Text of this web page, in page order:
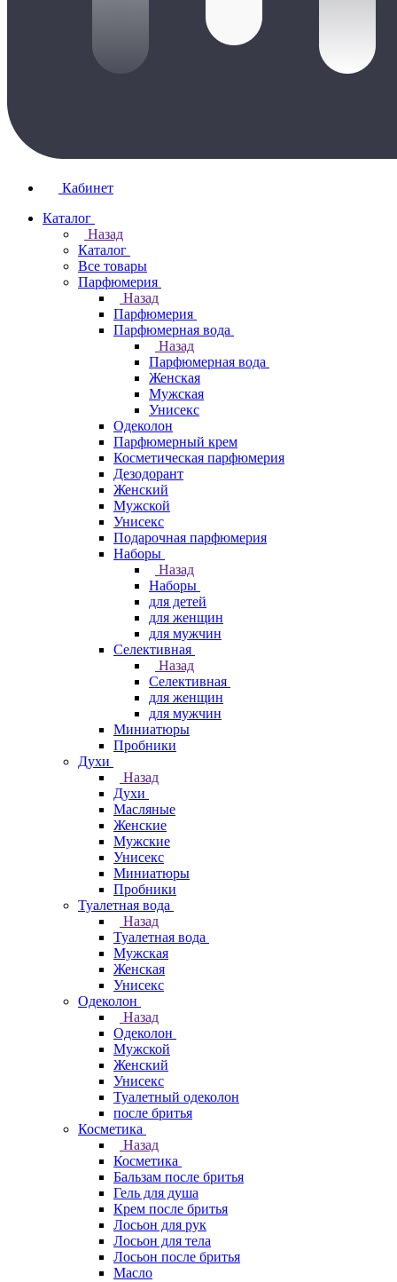
Кабинет
Каталог
Назад
Каталог
Все товары
Парфюмерия
Назад
Парфюмерия
Парфюмерная вода
Назад
Парфюмерная вода
Женская
Мужская
Унисекс
Одеколон
Парфюмерный крем
Косметическая парфюмерия
Дезодорант
Женский
Мужской
Унисекс
Подарочная парфюмерия
Наборы
Назад
Наборы
для детей
для женщин
для мужчин
Селективная
Назад
Селективная
для женщин
для мужчин
Миниатюры
Пробники
Духи
Назад
Духи
Масляные
Женские
Мужские
Унисекс
Миниатюры
Пробники
Туалетная вода
Назад
Туалетная вода
Мужская
Женская
Унисекс
Одеколон
Назад
Одеколон
Мужской
Женский
Унисекс
Туалетный одеколон
после бритья
Косметика
Назад
Косметика
Бальзам после бритья
Гель для душа
Крем после бритья
Лосьон для рук
Лосьон для тела
Лосьон после бритья
Масло